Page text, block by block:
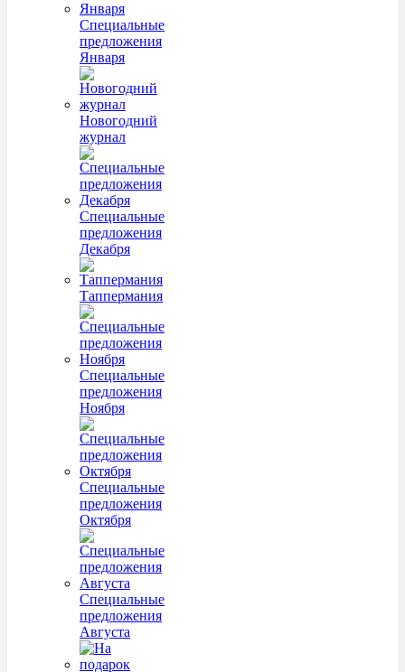
Специальные
предложения
Января
Новогодний
журнал
Специальные
предложения
Декабря
Таппермания
Специальные
предложения
Ноября
Специальные
предложения
Октября
Специальные
предложения
Августа